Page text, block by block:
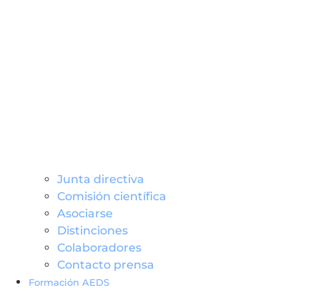
Junta directiva
Comisión científica
Asociarse
Distinciones
Colaboradores
Contacto prensa
Formación AEDS